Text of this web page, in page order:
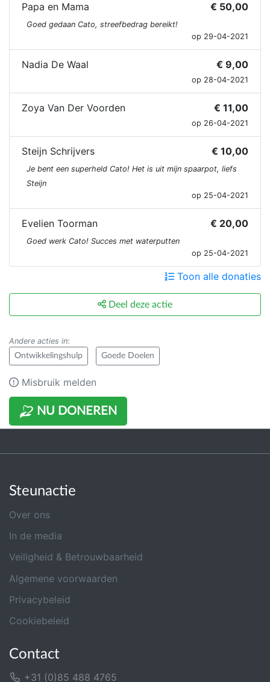
NU DONEREN
Papa en Mama € 50,00
Goed gedaan Cato, streefbedrag bereikt!
op 29-04-2021
Nadia De Waal € 9,00
op 28-04-2021
Zoya Van Der Voorden € 11,00
op 26-04-2021
Steijn Schrijvers € 10,00
Je bent een superheld Cato! Het is uit mijn spaarpot, liefs
Steijn
op 25-04-2021
Evelien Toorman € 20,00
Goed werk Cato! Succes met waterputten
op 25-04-2021
Toon alle donaties
Deel deze actie
Andere acties in:
Ontwikkelingshulp Goede Doelen
Misbruik melden
Steunactie
Over ons
In de media
Veiligheid & Betrouwbaarheid
Algemene voorwaarden
Privacybeleid
Cookiebeleid
Contact
+31 (0)85 488 4765